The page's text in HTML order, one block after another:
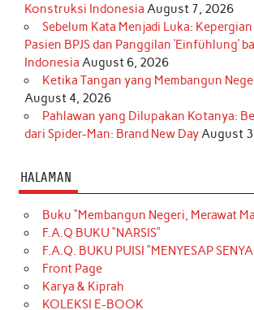
Konstruksi Indonesia August 7, 2026
Sebelum Kata Menjadi Luka:
Pasien BPJS dan Panggilan ‘Einfühlung’
Indonesia August 6, 2026
Ketika Tangan yang Membangun
August 4, 2026
Pahlawan yang Dilupakan Kotanya:
dari Spider-Man: Brand New DayAugust
HALAMAN
Buku “Membangun Negeri, Merawat
F.A.Q BUKU “NARSIS”
F.A.Q. BUKU PUISI “MENYESAP
Front Page
Karya & Kiprah
KOLEKSI E-BOOK